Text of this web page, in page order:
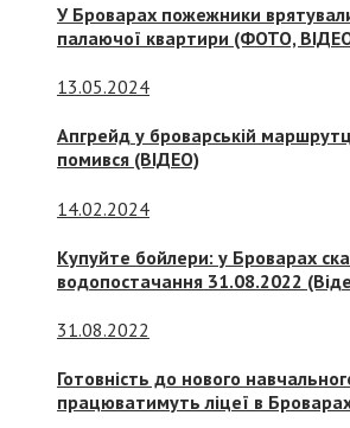
У Броварах пожежники
палаючої квартири (ФОТО,
13.05.2024
Апгрейд у броварській
помився (ВІДЕО)
14.02.2024
Купуйте бойлери: у Броварах
водопостачання 31.08.2022
31.08.2022
Готовність до нового
працюватимуть ліцеї в